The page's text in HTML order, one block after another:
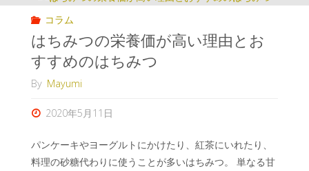
コラム
はちみつの栄養価が高い理由とお
すすめのはちみつ
By Mayumi
2020年5月11日
パンケーキやヨーグルトにかけたり、紅茶にいれたり、
料理の砂糖代わりに使うことが多いはちみつ。 単なる甘